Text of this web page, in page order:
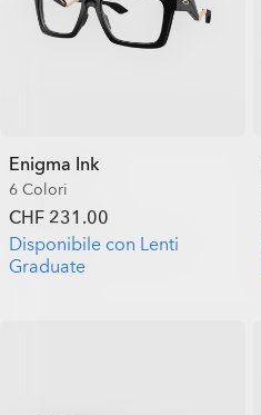
Enigma Ink
6 Colori
CHF 231.00
Disponibile con Lenti
Graduate